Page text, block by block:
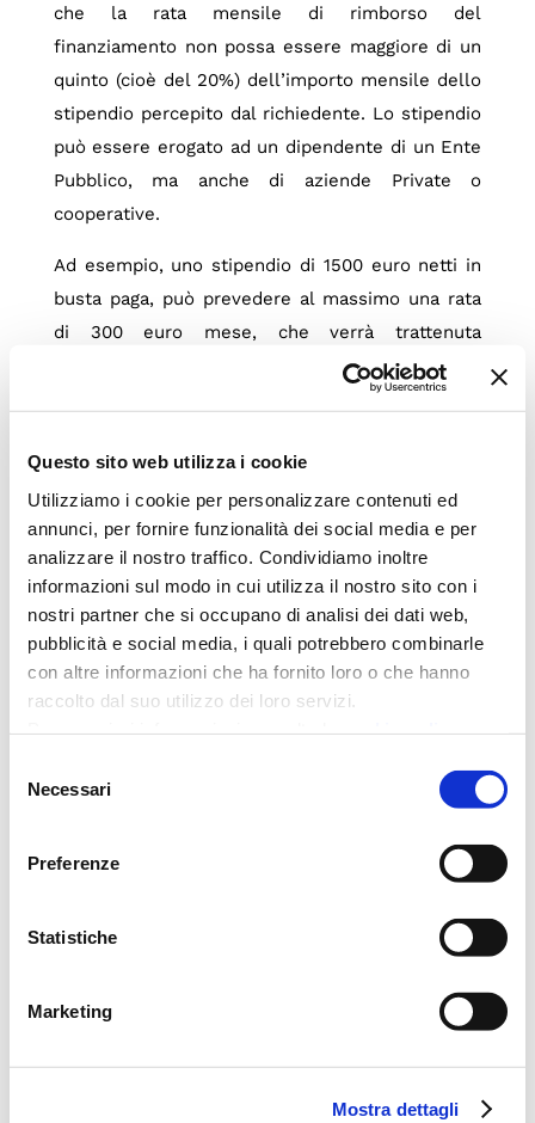
Questo sito web utilizza i cookie
Utilizziamo i cookie per personalizzare contenuti ed
annunci, per fornire funzionalità dei social media e per
analizzare il nostro traffico. Condividiamo inoltre
informazioni sul modo in cui utilizza il nostro sito con i
nostri partner che si occupano di analisi dei dati web,
pubblicità e social media, i quali potrebbero combinarle
con altre informazioni che ha fornito loro o che hanno
raccolto dal suo utilizzo dei loro servizi.
delNecessari
Preferenze
Statistiche
Marketing
Mostra dettagli
che la rata mensile di rimborso del
finanziamento non possa essere maggiore di un
quinto (cioè del 20%) dell’importo mensile dello
stipendio percepito dal richiedente. Lo stipendio
può essere erogato ad un dipendente di un Ente
Pubblico, ma anche di aziende Private o
cooperative.
Ad esempio, uno stipendio di 1500 euro netti in
busta paga, può prevedere al massimo una rata
di 300 euro mese, che verrà trattenuta
direttamente dal datore di lavoro. La ragione
della facilità di accesso alla cessione del quinto
garantito dal reddito mensile del contraente. Le
rate di rimborso sono infatti trattenute
direttamente sulla busta paga o sulla pensione
dal datore di lavoro o dall’Inps.
Nell’importo delle rate di rimborso è, inoltre,
compresa un’assicurazione, che garantisce la
banca da eventuali rischi di perdita dell’impiego
diritto di rivalsa nei confronti del cliente per gli
Credito).